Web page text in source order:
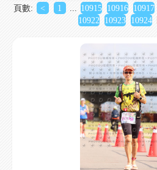
頁數: < 1 10915 10916 10917
10922
10923 10924